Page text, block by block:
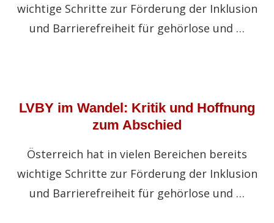
wichtige Schritte zur Förderung der Inklusion
und Barrierefreiheit für gehörlose und …
LVBY im Wandel: Kritik und Hoffnung
zum Abschied
Österreich hat in vielen Bereichen bereits
wichtige Schritte zur Förderung der Inklusion
und Barrierefreiheit für gehörlose und …